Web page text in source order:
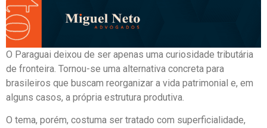
O Paraguai deixou de ser apenas uma curiosidade tributária
de fronteira. Tornou-se uma alternativa concreta para
brasileiros que buscam reorganizar a vida patrimonial e, em
alguns casos, a própria estrutura produtiva.
O tema, porém, costuma ser tratado com superficialidade,